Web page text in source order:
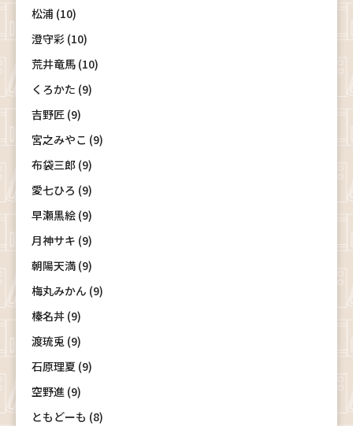
松浦 (10)
澄守彩 (10)
荒井竜馬 (10)
くろかた (9)
吉野匠 (9)
宮之みやこ (9)
布袋三郎 (9)
愛七ひろ (9)
早瀬黒絵 (9)
月神サキ (9)
朝陽天満 (9)
梅丸みかん (9)
榛名丼 (9)
渡琉兎 (9)
石原理夏 (9)
空野進 (9)
ともどーも (8)